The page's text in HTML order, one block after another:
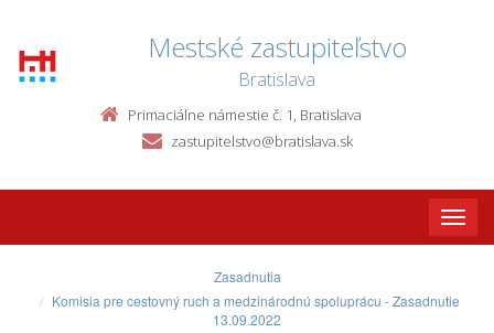
Mestské zastupiteľstvo
Bratislava
Primaciálne námestie č. 1, Bratislava
zastupitelstvo@bratislava.sk
Toggle
Zasadnutia
Komisia pre cestovný ruch a medzinárodnú spoluprácu - Zasadnutie
13.09.2022